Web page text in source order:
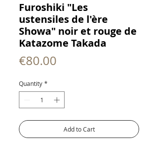
Furoshiki "Les
ustensiles de l'ère
Showa" noir et rouge de
Katazome Takada
€80.00
Quantity *
Add to Cart